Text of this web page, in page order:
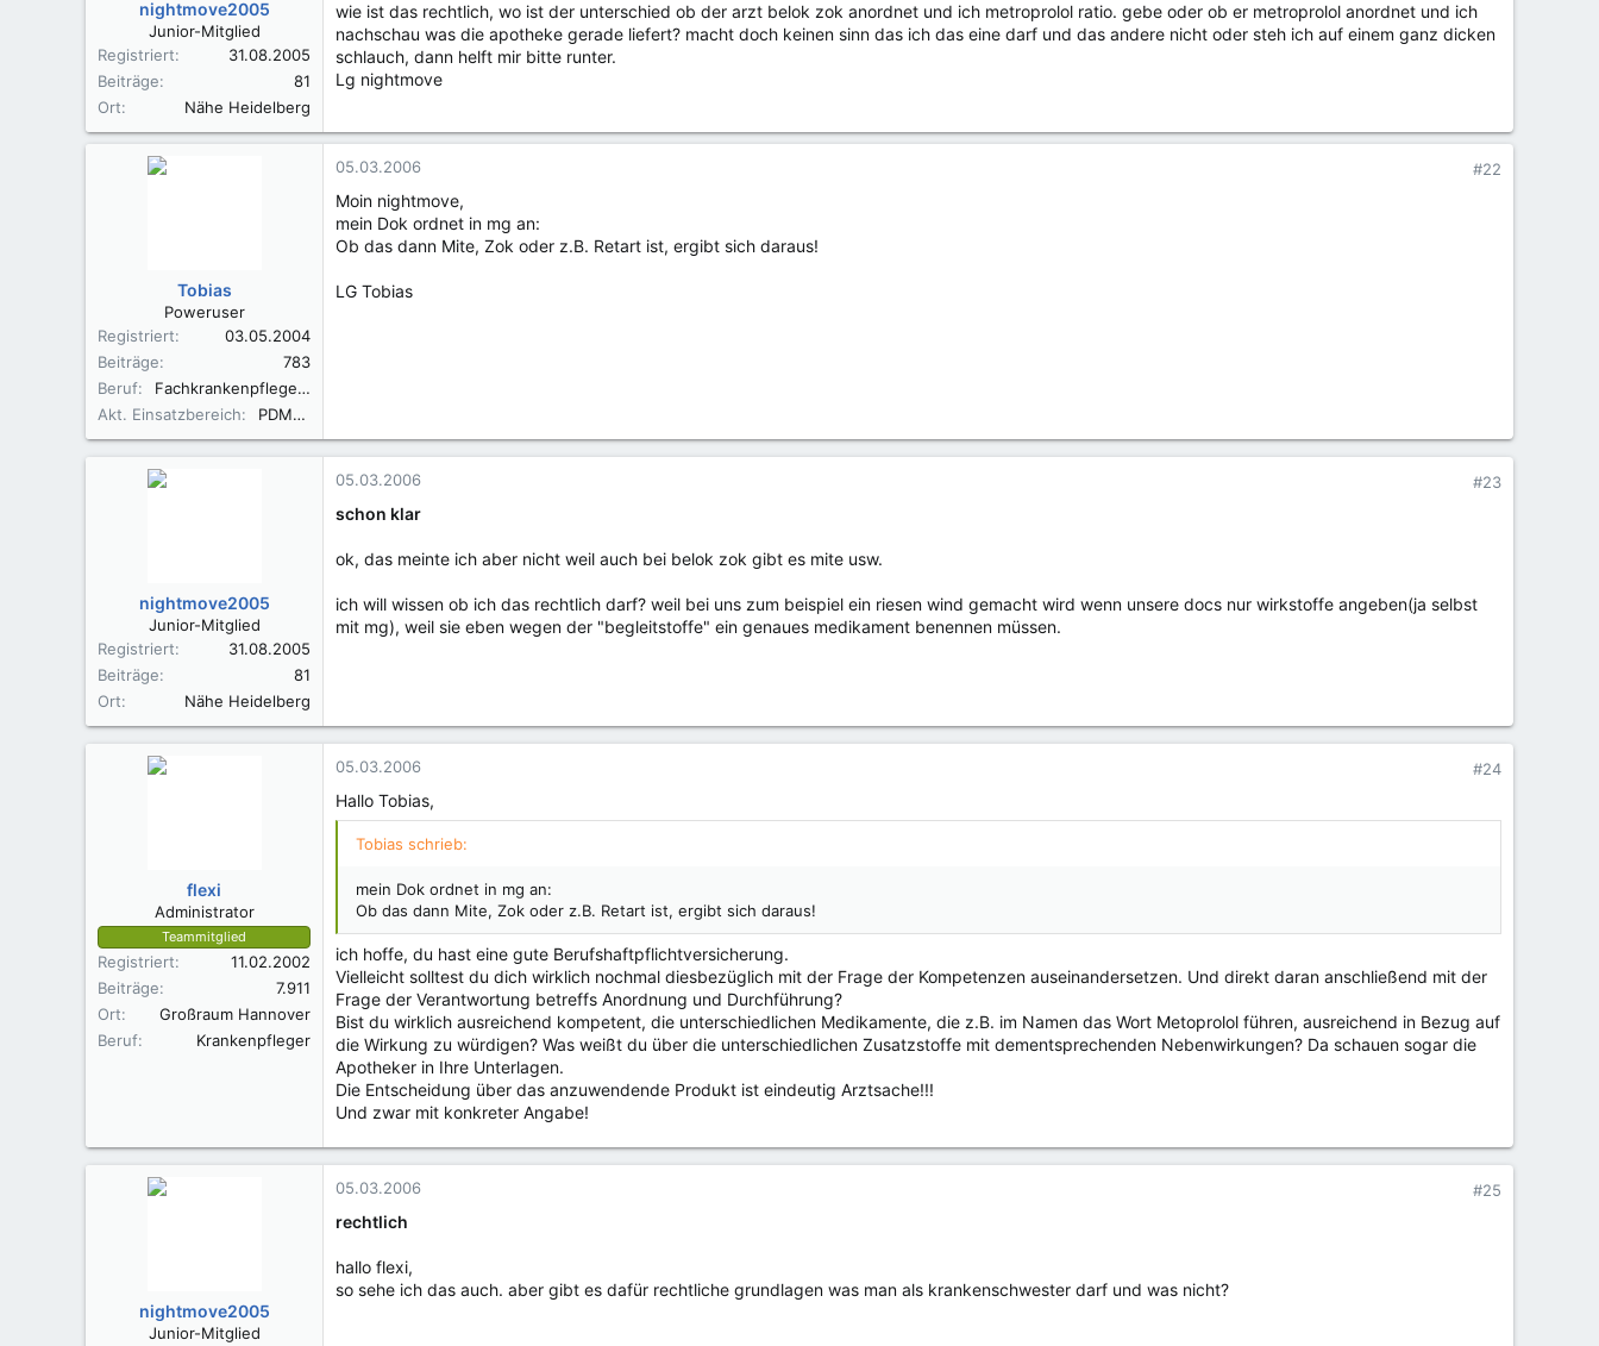
nightmove2005
Junior-Mitglied
Registriert
31.08.2005
Beiträge
81
Ort
Nähe Heidelberg
wie ist das rechtlich, wo ist der unterschied ob der arzt belok zok anordnet und ich metroprolol ratio. gebe oder ob er metroprolol anordnet und ich
nachschau was die apotheke gerade liefert? macht doch keinen sinn das ich das eine darf und das andere nicht oder steh ich auf einem ganz dicken
schlauch, dann helft mir bitte runter.
Lg nightmove
Tobias
Poweruser
Registriert
03.05.2004
Beiträge
783
Beruf
Fachkrankenpfleger A&I
Akt. Einsatzbereich
PDMS Team
05.03.2006 #22
Moin nightmove,
mein Dok ordnet in mg an:
Ob das dann Mite, Zok oder z.B. Retart ist, ergibt sich daraus!
LG Tobias
nightmove2005
Junior-Mitglied
Registriert
31.08.2005
Beiträge
81
Ort
Nähe Heidelberg
05.03.2006 #23
schon klar
ok, das meinte ich aber nicht weil auch bei belok zok gibt es mite usw.
ich will wissen ob ich das rechtlich darf? weil bei uns zum beispiel ein riesen wind gemacht wird wenn unsere docs nur wirkstoffe angeben(ja selbst
mit mg), weil sie eben wegen der "begleitstoffe" ein genaues medikament benennen müssen.
flexi
Administrator
Teammitglied
Registriert
11.02.2002
Beiträge
7.911
Ort
Großraum Hannover
Beruf
Krankenpfleger
05.03.2006 #24
Hallo Tobias,
Tobias schrieb:
mein Dok ordnet in mg an:
Ob das dann Mite, Zok oder z.B. Retart ist, ergibt sich daraus!
ich hoffe, du hast eine gute Berufshaftpflichtversicherung.
Vielleicht solltest du dich wirklich nochmal diesbezüglich mit der Frage der Kompetenzen auseinandersetzen. Und direkt daran anschließend mit der
Frage der Verantwortung betreffs Anordnung und Durchführung?
Bist du wirklich ausreichend kompetent, die unterschiedlichen Medikamente, die z.B. im Namen das Wort Metoprolol führen, ausreichend in Bezug auf
die Wirkung zu würdigen? Was weißt du über die unterschiedlichen Zusatzstoffe mit dementsprechenden Nebenwirkungen? Da schauen sogar die
Apotheker in Ihre Unterlagen.
Die Entscheidung über das anzuwendende Produkt ist eindeutig Arztsache!!!
Und zwar mit konkreter Angabe!
nightmove2005
Junior-Mitglied
05.03.2006 #25
rechtlich
hallo flexi,
so sehe ich das auch. aber gibt es dafür rechtliche grundlagen was man als krankenschwester darf und was nicht?